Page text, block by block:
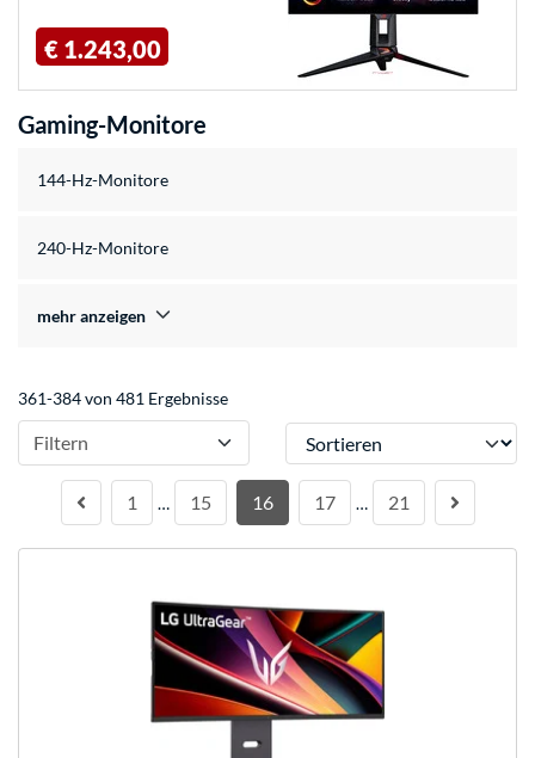
€ 1.243,00
Gaming-Monitore
144-Hz-Monitore
240-Hz-Monitore
mehr anzeigen
361-384 von 481 Ergebnisse
Filtern Sortieren
1 … 15 16 17 … 21